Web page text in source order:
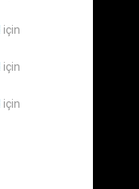
için
için
için